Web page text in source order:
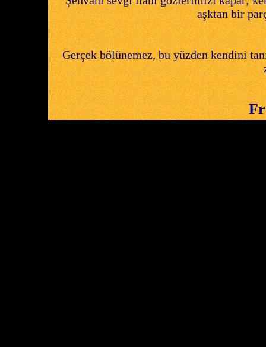
aşktan bir
Gerçek bölünemez, bu yüzden kendini